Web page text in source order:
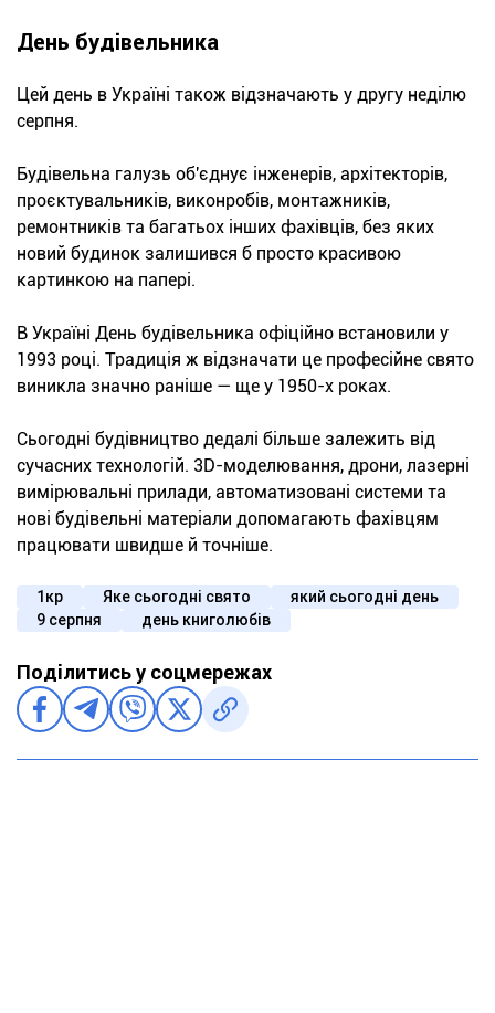
День будівельника
Цей день в Україні також відзначають у другу неділю
серпня.
Будівельна галузь об'єднує інженерів, архітекторів,
проєктувальників, виконробів, монтажників,
ремонтників та багатьох інших фахівців, без яких
новий будинок залишився б просто красивою
картинкою на папері.
В Україні День будівельника офіційно встановили у
1993 році. Традиція ж відзначати це професійне свято
виникла значно раніше — ще у 1950-х роках.
Сьогодні будівництво дедалі більше залежить від
сучасних технологій. 3D-моделювання, дрони, лазерні
вимірювальні прилади, автоматизовані системи та
нові будівельні матеріали допомагають фахівцям
працювати швидше й точніше.
1кр Яке сьогодні свято
який сьогодні день
9 серпня
день книголюбів
Поділитись у соцмережах